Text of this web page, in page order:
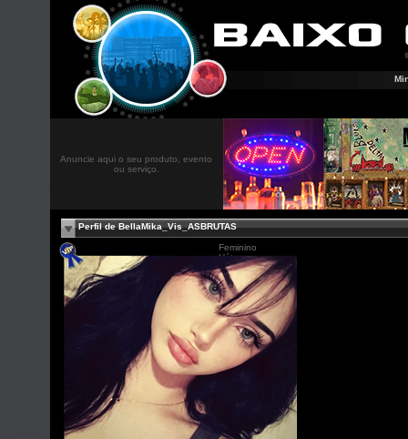
Anuncie aqui o seu produto, evento
ou serviço.
Perfil de BellaMika_Vis_ASBRUTAS
Feminino
Hétero
36 anos
Cidade N/D, SP
BR